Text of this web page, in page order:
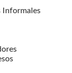
Informales